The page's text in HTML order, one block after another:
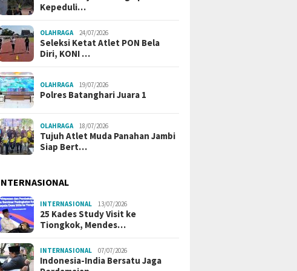
Kepeduli…
OLAHRAGA 24/07/2026
Seleksi Ketat Atlet PON Bela
Diri, KONI …
OLAHRAGA 19/07/2026
Polres Batanghari Juara 1
OLAHRAGA 18/07/2026
Tujuh Atlet Muda Panahan Jambi
Siap Bert…
INTERNASIONAL 13/07/2026
25 Kades Study Visit ke
Tiongkok, Mendes…
INTERNASIONAL 07/07/2026
Indonesia-India Bersatu Jaga